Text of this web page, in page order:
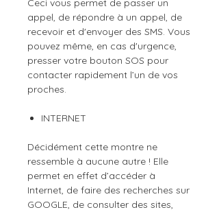
Ceci vous permet de passer un
appel, de répondre à un appel, de
recevoir et d'envoyer des SMS. Vous
pouvez même, en cas d'urgence,
presser votre bouton SOS pour
contacter rapidement l’un de vos
proches.
INTERNET
Décidément cette montre ne
ressemble à aucune autre ! Elle
permet en effet d’accéder à
Internet, de faire des recherches sur
GOOGLE, de consulter des sites,